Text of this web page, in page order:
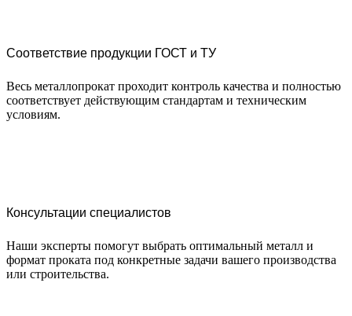
Соответствие продукции ГОСТ и ТУ
Весь металлопрокат проходит контроль качества и полностью
соответствует действующим стандартам и техническим
условиям.
Консультации специалистов
Наши эксперты помогут выбрать оптимальный металл и
формат проката под конкретные задачи вашего производства
или строительства.